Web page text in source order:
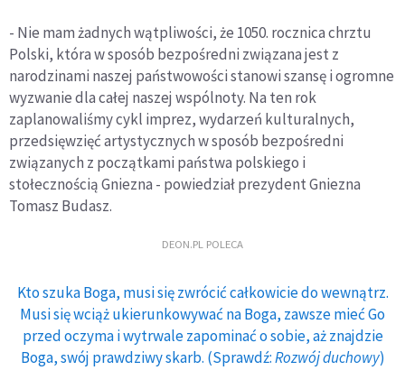
- Nie mam żadnych wątpliwości, że 1050. rocznica chrztu
Polski, która w sposób bezpośredni związana jest z
narodzinami naszej państwowości stanowi szansę i ogromne
wyzwanie dla całej naszej wspólnoty. Na ten rok
zaplanowaliśmy cykl imprez, wydarzeń kulturalnych,
przedsięwzięć artystycznych w sposób bezpośredni
związanych z początkami państwa polskiego i
stołecznością Gniezna - powiedział prezydent Gniezna
Tomasz Budasz.
DEON.PL POLECA
Kto szuka Boga, musi się zwrócić całkowicie do wewnątrz.
Musi się wciąż ukierunkowywać na Boga, zawsze mieć Go
przed oczyma i wytrwale zapominać o sobie, aż znajdzie
Boga, swój prawdziwy skarb. (Sprawdź:Rozwój duchowy)